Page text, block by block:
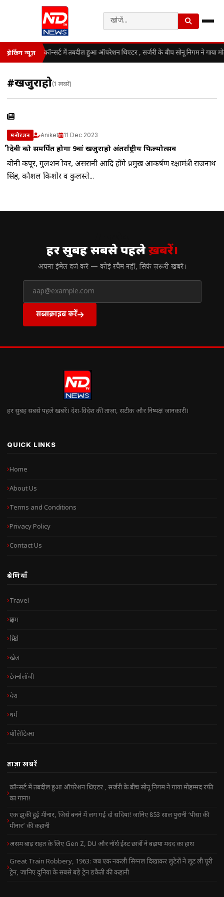
ब्रेकिंग न्यूज़ कॉन्सर्ट में तबदील हुआ ऑपरेशन थिएटर , सर्जरी के बीच सोनू निगम ने गाया
#खजुराहो(1 खबरें)
मनोरंजन Aniket 11 Dec 2023
श्रीदेवी को समर्पित होगा 9वां खजुराहो अंतर्राष्ट्रीय फिल्मोत्सव
बोनी कपूर, गुलशन ग्रोवर, असरानी आदि होंगे प्रमुख आकर्षण रक्षामंत्री राजनाथ
सिंह, कौशल किशोर व कुलस्ते...
हर सुबह सबसे पहलेख़बरें।
अपना ईमेल दर्ज करें — कोई स्पैम नहीं, सिर्फ ज़रूरी खबरें।
सब्सक्राइब करें
हर सुबह सबसे पहले खबरें। देश-विदेश की ताज़ा, सटीक और निष्पक्ष जानकारी।
QUICK LINKS
Home
About Us
Terms and Conditions
Privacy Policy
Contact Us
श्रेणियाँ
Travel
क्राइम
क्रिप्टो
खेल
टेक्नोलॉजी
देश
धर्म
पॉलिटिक्स
ताज़ा खबरें
कॉन्सर्ट में तबदील हुआ ऑपरेशन थिएटर , सर्जरी के बीच सोनू निगम ने गाया मोहम्मद रफी
का गाना!
एक झुकी हुई मीनार, जिसे बनने में लग गईं दो सदियां! जानिए 853 साल पुरानी ‘पीसा की
मीनार’ की कहानी
असम बाढ़ राहत के लिए Gen Z, DU और नॉर्थ ईस्ट छात्रों ने बढ़ाया मदद का हाथ
Great Train Robbery, 1963: जब एक नकली सिग्नल दिखाकर लुटेरों ने लूट ली पूरी
ट्रेन, जानिए दुनिया के सबसे बड़े ट्रेन डकैती की कहानी